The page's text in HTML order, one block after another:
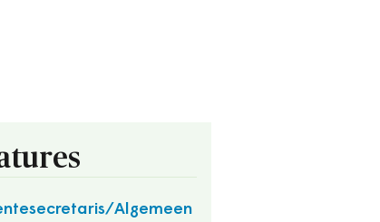
Algemeen